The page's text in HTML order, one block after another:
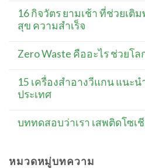
16 กิจวัตร ยามเช้า ที่ช่วยเ
สุข ความสำเร็จ
Zero Waste คืออะไร ช่วยโ
15 เครื่องสำอางวีแกน แนะ
ประเทศ
บททดสอบว่าเรา เสพติดโซเ
หมวดหมู่บทความ